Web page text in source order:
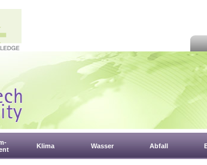
Klima Wasser Abfall